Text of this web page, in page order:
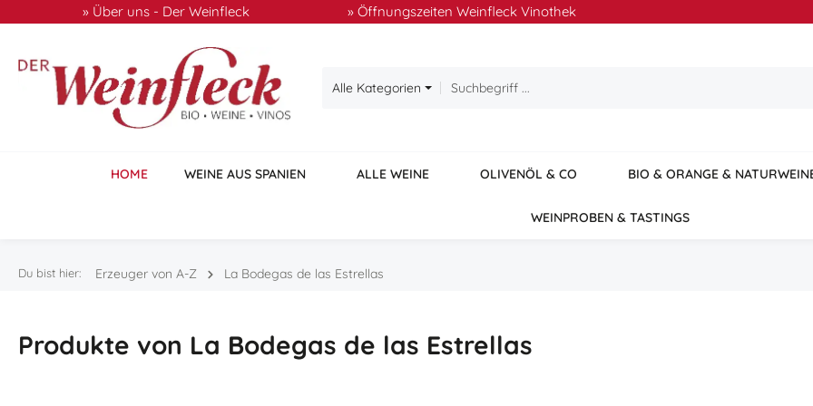
Hauptinhalt springen
Zur Suche springen
Zur Hauptnavigation springen
» Über uns - Der Weinfleck » Öffnungszeiten Weinfleck Vinothek
Alle Kategorien
HOME WEINE AUS SPANIEN ALLE WEINE OLIVENÖL & CO BIO & ORANGE &
WEINPROBEN & TASTINGS
Du bist hier: Erzeuger von A-Z La Bodegas de las Estrellas
Produkte von La Bodegas de las Estrellas